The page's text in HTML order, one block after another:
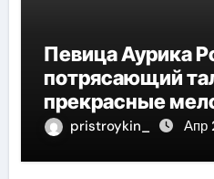
Певица Аурика
потрясающий
прекрасные
интересные
pristroykin_ Апр